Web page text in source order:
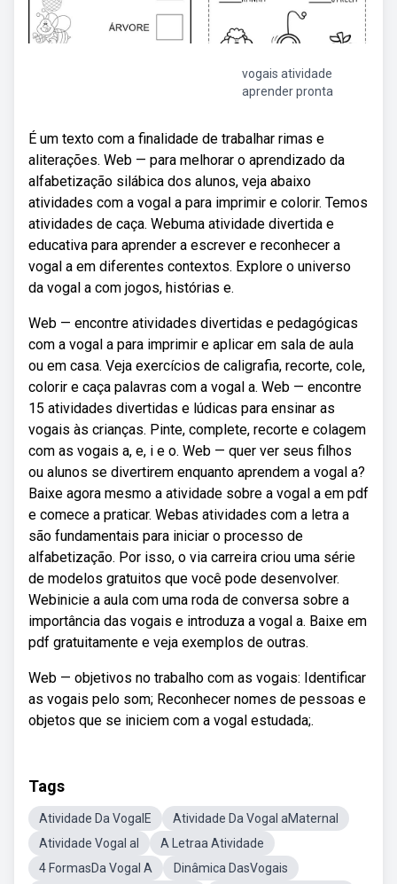
vogais atividade
aprender pronta
É um texto com a finalidade de trabalhar rimas e
aliterações. Web — para melhorar o aprendizado da
alfabetização silábica dos alunos, veja abaixo
atividades com a vogal a para imprimir e colorir. Temos
atividades de caça. Webuma atividade divertida e
educativa para aprender a escrever e reconhecer a
vogal a em diferentes contextos. Explore o universo
da vogal a com jogos, histórias e.
Web — encontre atividades divertidas e pedagógicas
com a vogal a para imprimir e aplicar em sala de aula
ou em casa. Veja exercícios de caligrafia, recorte, cole,
colorir e caça palavras com a vogal a. Web — encontre
15 atividades divertidas e lúdicas para ensinar as
vogais às crianças. Pinte, complete, recorte e colagem
com as vogais a, e, i e o. Web — quer ver seus filhos
ou alunos se divertirem enquanto aprendem a vogal a?
Baixe agora mesmo a atividade sobre a vogal a em pdf
e comece a praticar. Webas atividades com a letra a
são fundamentais para iniciar o processo de
alfabetização. Por isso, o via carreira criou uma série
de modelos gratuitos que você pode desenvolver.
Webinicie a aula com uma roda de conversa sobre a
importância das vogais e introduza a vogal a. Baixe em
pdf gratuitamente e veja exemplos de outras.
Web — objetivos no trabalho com as vogais: Identificar
as vogais pelo som; Reconhecer nomes de pessoas e
objetos que se iniciem com a vogal estudada;.
Tags
Atividade Da VogalE
Atividade Da Vogal aMaternal
Atividade Vogal aI
A Letraa Atividade
4 FormasDa Vogal A
Dinâmica DasVogais